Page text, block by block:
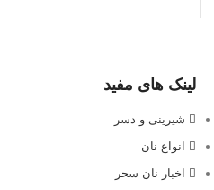
لینک های مفید
شیرینی و دسر
انواع نان
اخبار نان سحر